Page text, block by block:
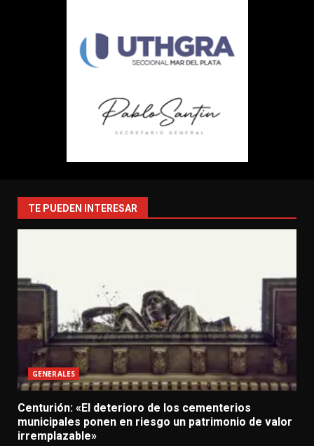
TE PUEDEN INTERESAR
GENERALES
Centurión: «El deterioro de los cementerios
municipales ponen en riesgo un patrimonio de valor
irremplazable»